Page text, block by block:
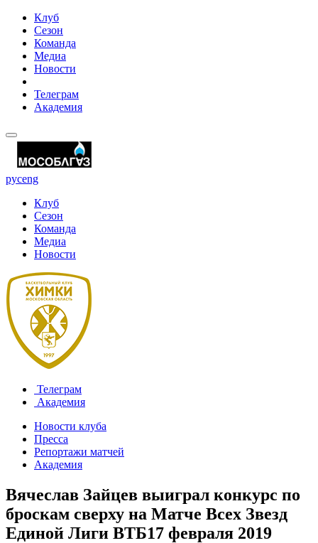
Клуб
Сезон
Команда
Медиа
Новости
Телеграм
Академия
русeng
Клуб
Сезон
Команда
Медиа
Новости
Телеграм
Академия
Новости клуба
Пресса
Репортажи матчей
Академия
Вячеслав Зайцев выиграл конкурс по
броскам сверху на Матче Всех Звезд
Единой Лиги ВТБ17 февраля 2019